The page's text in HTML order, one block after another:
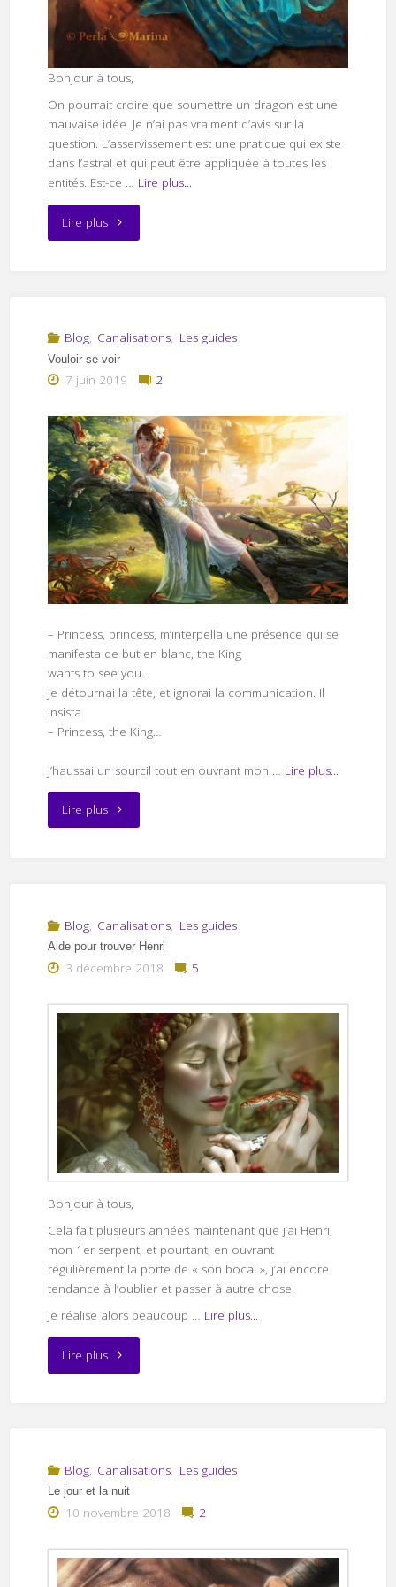
Bonjour à tous,
On pourrait croire que soumettre un dragon est une
mauvaise idée. Je n’ai pas vraiment d’avis sur la
question. L’asservissement est une pratique qui existe
dans l’astral et qui peut être appliquée à toutes les
entités. Est-ce … Lire plus...
Lire plus"Soumettre
Blog, Canalisations, Les guides
Vouloir se voir
7 juin 2019 2
– Princess, princess, m’interpella une présence qui se
manifesta de but en blanc, the King
wants to see you.
Je détournai la tête, et ignorai la communication. Il
insista.
– Princess, the King…
J’haussai un sourcil tout en ouvrant mon … Lire plus...
Lire plus"Vouloir
Blog, Canalisations, Les guides
Aide pour trouver Henri
3 décembre 2018 5
Bonjour à tous,
Cela fait plusieurs années maintenant que j’ai Henri,
mon 1er serpent, et pourtant, en ouvrant
régulièrement la porte de « son bocal », j’ai encore
tendance à l’oublier et passer à autre chose.
Je réalise alors beaucoup … Lire plus...
Lire plus"Aide
Blog, Canalisations, Les guides
Le jour et la nuit
10 novembre 2018 2